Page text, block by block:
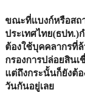
ขณะที่แบงก์หรือสถ
ประเทศไทย(ธปท.)
ต้องใช้บุคคลากรที่
กรองการปล่อยสิน
แต่ถึงกระนั้นก็ยังต้
วันกันอยู่เลย